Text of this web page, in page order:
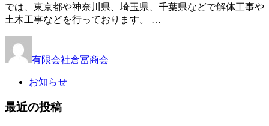
では、東京都や神奈川県、埼玉県、千葉県などで解体工事や
土木工事などを行っております。 …
有限会社倉冨商会
お知らせ
最近の投稿